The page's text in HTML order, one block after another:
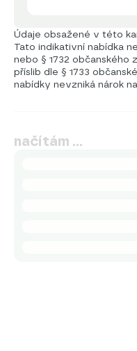
Údaje obsažené v této
Tato indikativní nabídka
nebo § 1732 občanského
příslib dle § 1733
nabídky nevzniká nárok
načítám …